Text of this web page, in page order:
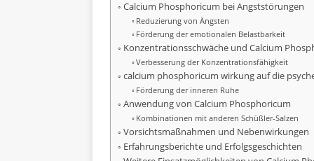
Calcium Phosphoricum bei Angststörungen
Reduzierung von Ängsten
Förderung der emotionalen Belastbarkeit
Konzentrationsschwäche und Calcium
Verbesserung der Konzentrationsfähigkeit
calcium phosphoricum wirkung auf die
Förderung der inneren Ruhe
Anwendung von Calcium Phosphoricum
Kombinationen mit anderen Schüßler-Salzen
Vorsichtsmaßnahmen und Nebenwirkungen
Erfahrungsberichte und Erfolgsgeschichten